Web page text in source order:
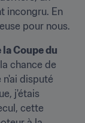
incongru. En
pour nous.
Coupe du
chance de
n'ai disputé
j'étais
cette